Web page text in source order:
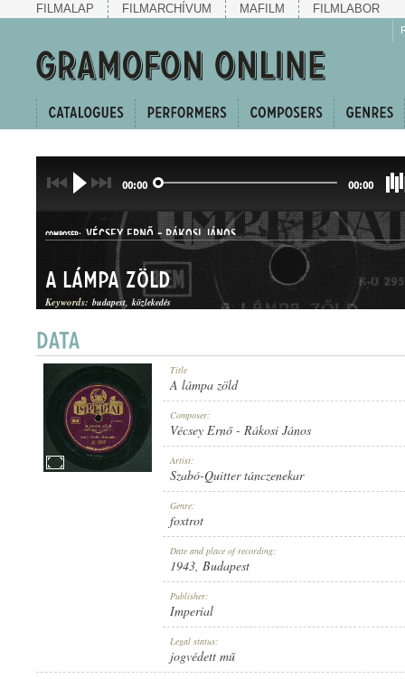
FILMALAP FILMARCHÍVUM MAFILM FILMLABOR
00:00 00:00
COMPOSER: VÉCSEY ERNŐ -RÁKOSI JÁNOS
FOXTROT
A lámpa zöld
Keywords: budapest közlekedés
Title
A lámpa zöld
Composer:
Vécsey Ernő- Rákosi János
Artist:
Szabó-Quitter tánczenekar
Genre:
foxtrot
Date and place of recording:
1943, Budapest
Publisher:
Imperial
Legal status:
jogvédett mű